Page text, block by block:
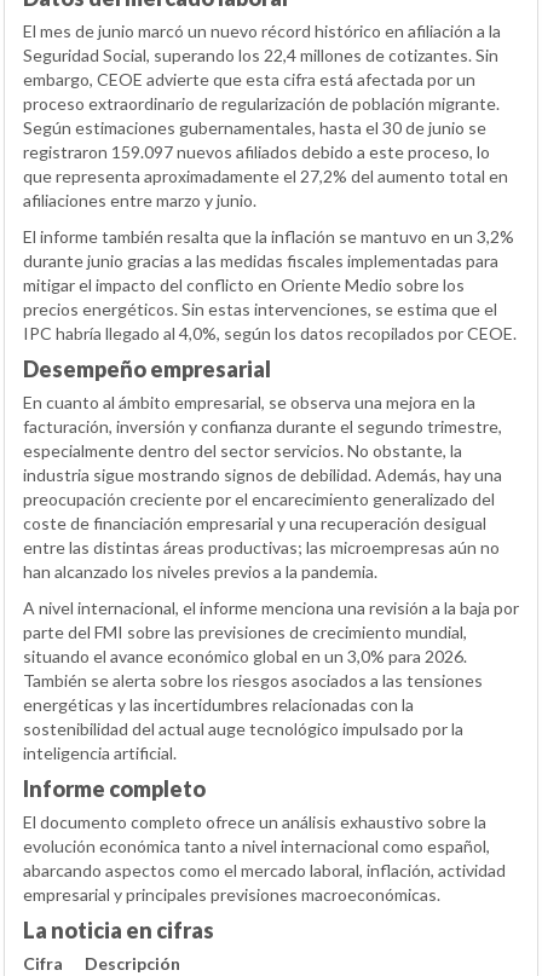
El mes de junio marcó un nuevo récord histórico en afiliación a la
Seguridad Social, superando los 22,4 millones de cotizantes. Sin
embargo, CEOE advierte que esta cifra está afectada por un
proceso extraordinario de regularización de población migrante.
Según estimaciones gubernamentales, hasta el 30 de junio se
registraron 159.097 nuevos afiliados debido a este proceso, lo
que representa aproximadamente el 27,2% del aumento total en
afiliaciones entre marzo y junio.
El informe también resalta que la inflación se mantuvo en un 3,2%
durante junio gracias a las medidas fiscales implementadas para
mitigar el impacto del conflicto en Oriente Medio sobre los
precios energéticos. Sin estas intervenciones, se estima que el
IPC habría llegado al 4,0%, según los datos recopilados por CEOE.
Desempeño empresarial
En cuanto al ámbito empresarial, se observa una mejora en la
facturación, inversión y confianza durante el segundo trimestre,
especialmente dentro del sector servicios. No obstante, la
industria sigue mostrando signos de debilidad. Además, hay una
preocupación creciente por el encarecimiento generalizado del
coste de financiación empresarial y una recuperación desigual
entre las distintas áreas productivas; las microempresas aún no
han alcanzado los niveles previos a la pandemia.
A nivel internacional, el informe menciona una revisión a la baja por
parte del FMI sobre las previsiones de crecimiento mundial,
situando el avance económico global en un 3,0% para 2026.
También se alerta sobre los riesgos asociados a las tensiones
energéticas y las incertidumbres relacionadas con la
sostenibilidad del actual auge tecnológico impulsado por la
inteligencia artificial.
Informe completo
El documento completo ofrece un análisis exhaustivo sobre la
evolución económica tanto a nivel internacional como español,
abarcando aspectos como el mercado laboral, inflación, actividad
empresarial y principales previsiones macroeconómicas.
La noticia en cifras
Cifra
Descripción